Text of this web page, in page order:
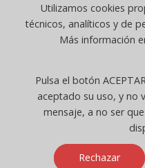
Todos los
©selfpaper.com, y las webs de
Registro Mercantil de
Tomo 7263, Libro 4565,
Móvil / Tablet - Bot mozilla/
applewebkit/537.36 (khtml,
Utilizamos cookies
técnicos, analíticos y de
Más información
Pulsa el botón
aceptado su uso, y no
mensaje, a no ser
Rechazar